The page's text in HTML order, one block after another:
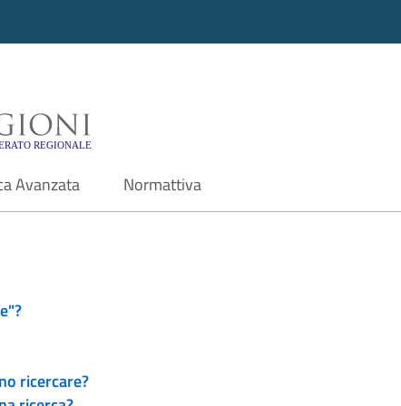
- Motore di ricerca
Avanzata Normattiva
ricercare?